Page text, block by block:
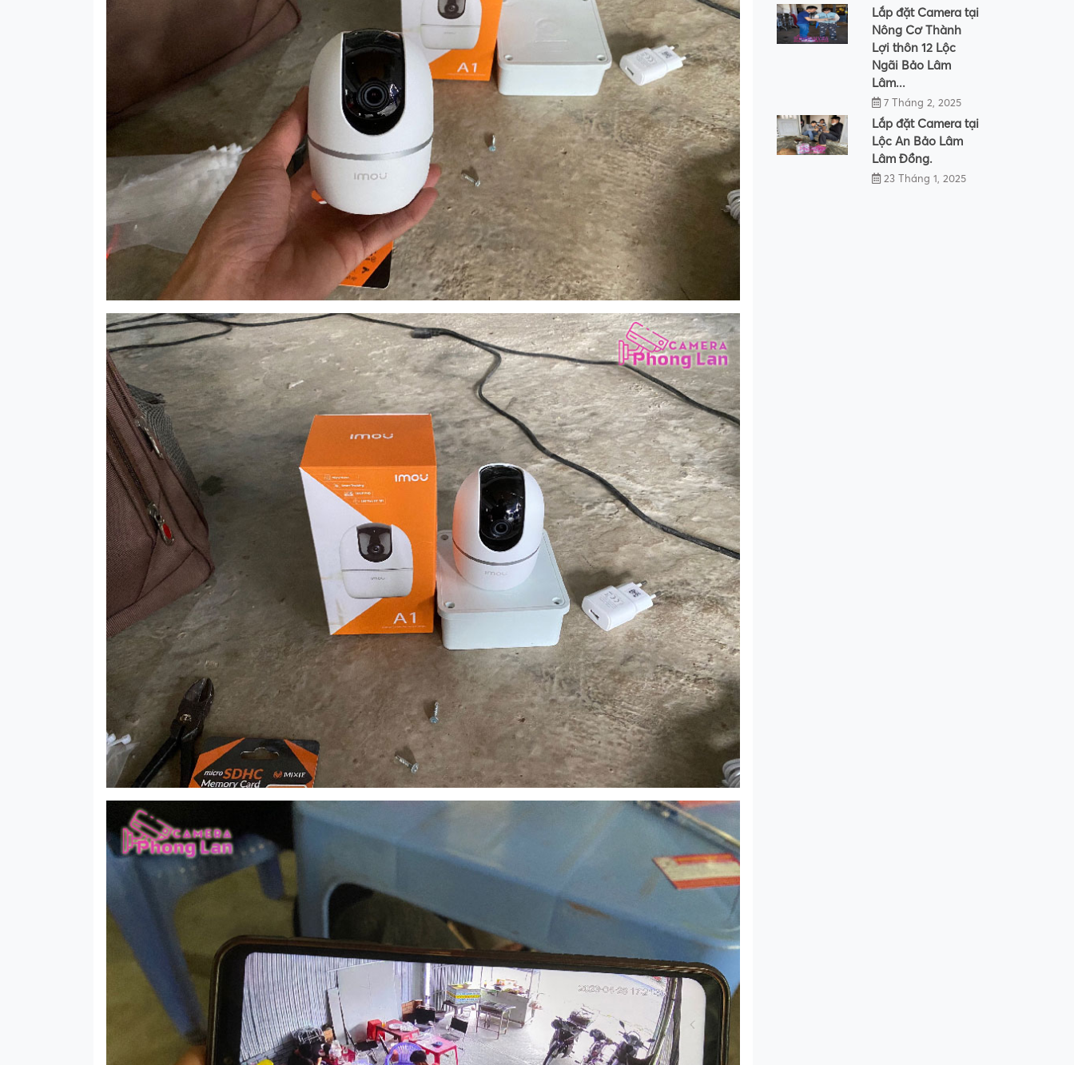
Lắp đặt Camera tại
Nông Cơ Thành
Lợi thôn 12 Lộc
Ngãi Bảo Lâm
Lâm...
7 Tháng 2, 2025
Lắp đặt Camera tại
Lộc An Bảo Lâm
Lâm Đồng.
23 Tháng 1, 2025